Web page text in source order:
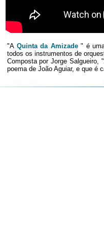
"AQuinta da Amizade" é uma
todos os instrumentos de
Composta por Jorge Salgueiro,
poema de João Aguiar, e que é